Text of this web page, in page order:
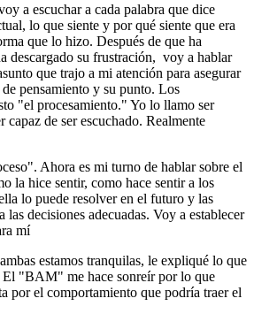
a escuchar a cada palabra que dice
lo que siente y por qué siente que era
que lo hizo. Después de que ha
descargado su frustración, voy a hablar
que trajo a mi atención para asegurar
pensamiento y su punto. Los
"el procesamiento." Yo lo llamo ser
capaz de ser escuchado. Realmente
Ahora es mi turno de hablar sobre el
la hice sentir, como hace sentir a los
lo puede resolver en el futuro y las
las decisiones adecuadas. Voy a establecer
mí
estamos tranquilas, le expliqué lo que
"BAM" me hace sonreír por lo que
por el comportamiento que podría traer el